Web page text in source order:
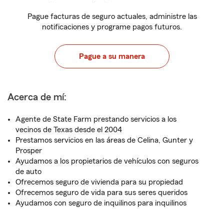
Pague facturas de seguro actuales, administre las
notificaciones y programe pagos futuros.
Pague a su manera
Acerca de mí:
Agente de State Farm prestando servicios a los
vecinos de Texas desde el 2004
Prestamos servicios en las áreas de Celina, Gunter y
Prosper
Ayudamos a los propietarios de vehículos con seguros
de auto
Ofrecemos seguro de vivienda para su propiedad
Ofrecemos seguro de vida para sus seres queridos
Ayudamos con seguro de inquilinos para inquilinos